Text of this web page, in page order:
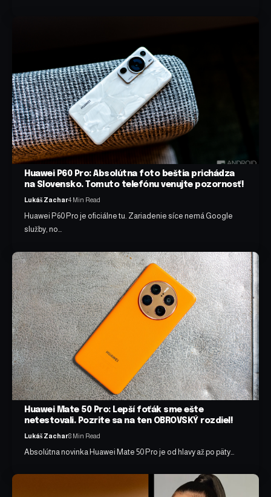
Huawei P60 Pro: Absolútna foto beštia prichádza
na Slovensko. Tomuto telefónu venujte pozornosť!
Lukáš Zachar4 Min Read
Huawei P60 Pro je oficiálne tu. Zariadenie síce nemá Google
služby, no…
Huawei Mate 50 Pro: Lepší foťák sme ešte
netestovali. Pozrite sa na ten OBROVSKÝ rozdiel!
Lukáš Zachar8 Min Read
Absolútna novinka Huawei Mate 50 Pro je od hlavy až po päty…